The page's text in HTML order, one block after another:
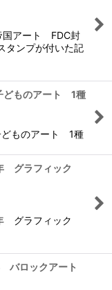
国アート FDC封
タンプが付いた記
ものアート 1種
ものアート 1種
グラフィック
グラフィック
バロックアート